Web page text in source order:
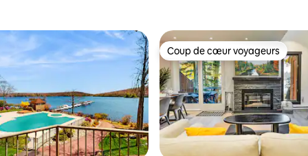
Coup de cœur voyageurs
Coup de cœur voyageurs